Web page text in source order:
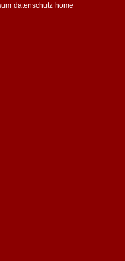
datenschutz home